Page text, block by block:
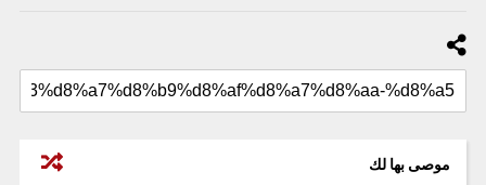
موصى بها لك